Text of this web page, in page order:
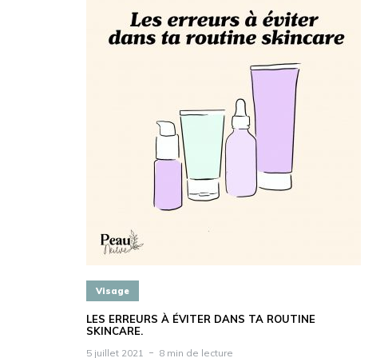
Visage
LES ERREURS À ÉVITER DANS TA ROUTINE
SKINCARE.
5 juillet 2021 8 min de lecture